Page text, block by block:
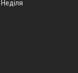
Неділя